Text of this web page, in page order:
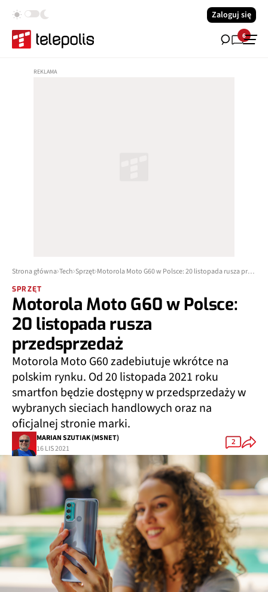
Zaloguj się
6
Strona główna Tech Sprzęt Motorola Moto G60 w Polsce: 20 listopada rusza przedsprzedaż
SPRZĘT
Motorola Moto G60 w Polsce:
20 listopada rusza
przedsprzedaż
Motorola Moto G60 zadebiutuje wkrótce na
polskim rynku. Od 20 listopada 2021 roku
smartfon będzie dostępny w przedsprzedaży w
wybranych sieciach handlowych oraz na
oficjalnej stronie marki.
MARIAN SZUTIAK (MSNET)
16 LIS 2021
2